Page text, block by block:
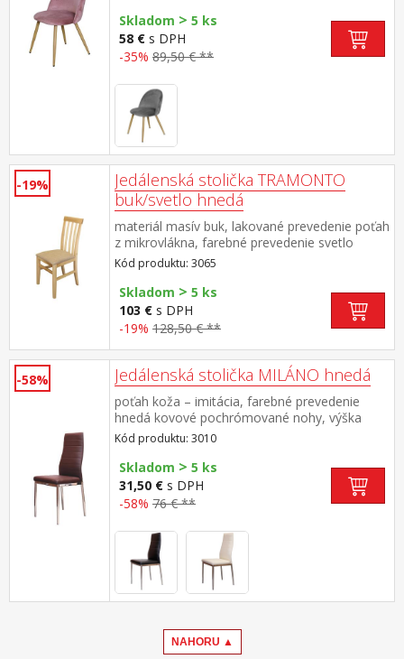
Skladom > 5 ks
58 € s DPH
-35% 89,50 € **
-19%
Jedálenská stolička TRAMONTO
buk/svetlo hnedá
materiál masív buk, lakované prevedenie poťah
z mikrovlákna, farebné prevedenie svetlo
hnedá výška sedu 49 cm
Kód produktu: 3065
Skladom > 5 ks
103 € s DPH
-19% 128,50 € **
-58% Jedálenská stolička MILÁNO hnedá
poťah koža – imitácia, farebné prevedenie
hnedá kovové pochrómované nohy, výška
sedu 46 cm
Kód produktu: 3010
Skladom > 5 ks
31,50 € s DPH
-58% 76 € **
NAHORU ▲